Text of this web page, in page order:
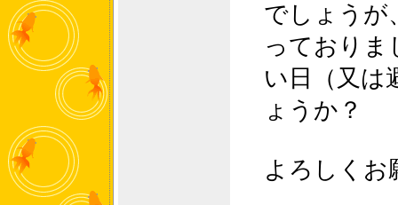
でしょうが
っておりま
い日（又は
ょうか？
よろしくお